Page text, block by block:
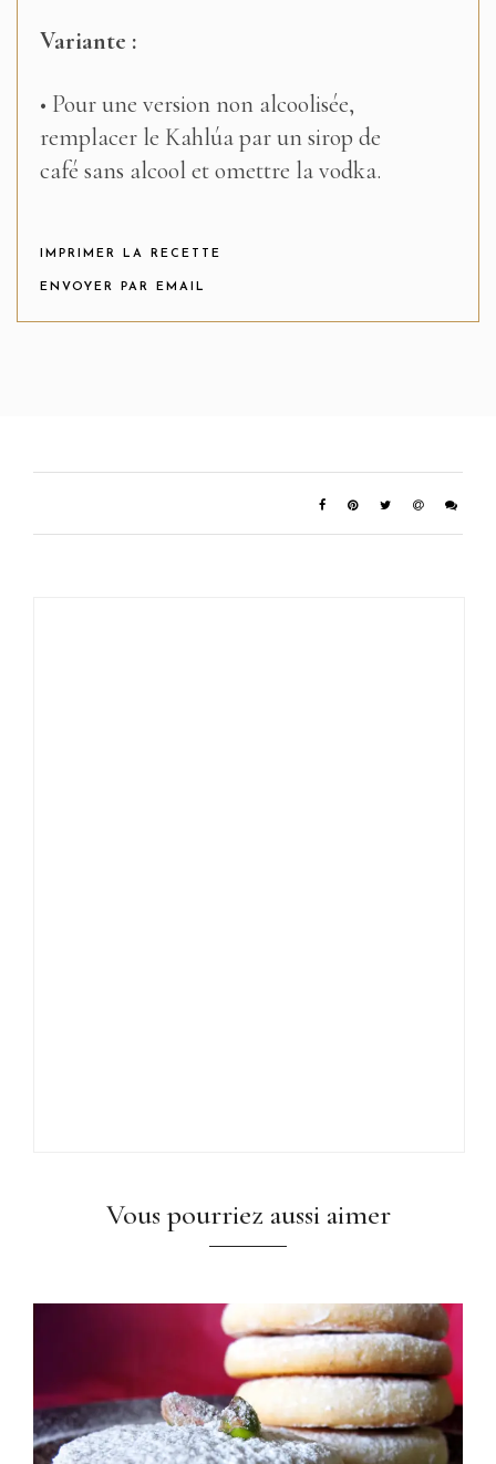
Variante :
• Pour une version non alcoolisée,
remplacer le Kahlúa par un sirop de
café sans alcool et omettre la vodka.
IMPRIMER LA RECETTE
ENVOYER PAR EMAIL
Vous pourriez aussi aimer